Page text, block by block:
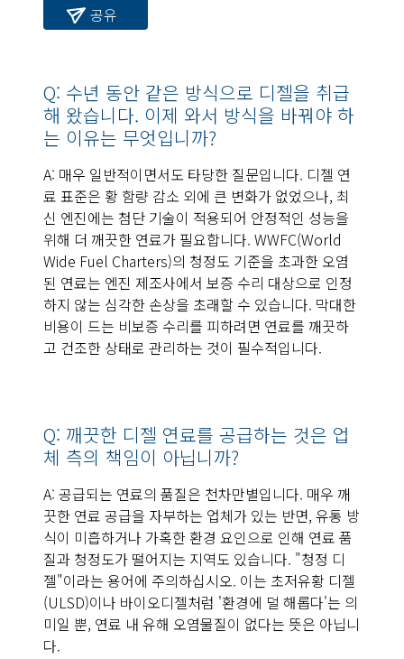
공유
Q: 수년 동안 같은 방식으로 디젤을 취급
해 왔습니다. 이제 와서 방식을 바꿔야 하
는 이유는 무엇입니까?
A: 매우 일반적이면서도 타당한 질문입니다. 디젤 연
료 표준은 황 함량 감소 외에 큰 변화가 없었으나, 최
신 엔진에는 첨단 기술이 적용되어 안정적인 성능을
위해 더 깨끗한 연료가 필요합니다. WWFC(World
Wide Fuel Charters)의 청정도 기준을 초과한 오염
된 연료는 엔진 제조사에서 보증 수리 대상으로 인정
하지 않는 심각한 손상을 초래할 수 있습니다. 막대한
비용이 드는 비보증 수리를 피하려면 연료를 깨끗하
고 건조한 상태로 관리하는 것이 필수적입니다.
Q: 깨끗한 디젤 연료를 공급하는 것은 업
체 측의 책임이 아닙니까?
A: 공급되는 연료의 품질은 천차만별입니다. 매우 깨
끗한 연료 공급을 자부하는 업체가 있는 반면, 유통 방
식이 미흡하거나 가혹한 환경 요인으로 인해 연료 품
질과 청정도가 떨어지는 지역도 있습니다. "청정 디
젤"이라는 용어에 주의하십시오. 이는 초저유황 디젤
(ULSD)이나 바이오디젤처럼 '환경에 덜 해롭다'는 의
미일 뿐, 연료 내 유해 오염물질이 없다는 뜻은 아닙니
다.